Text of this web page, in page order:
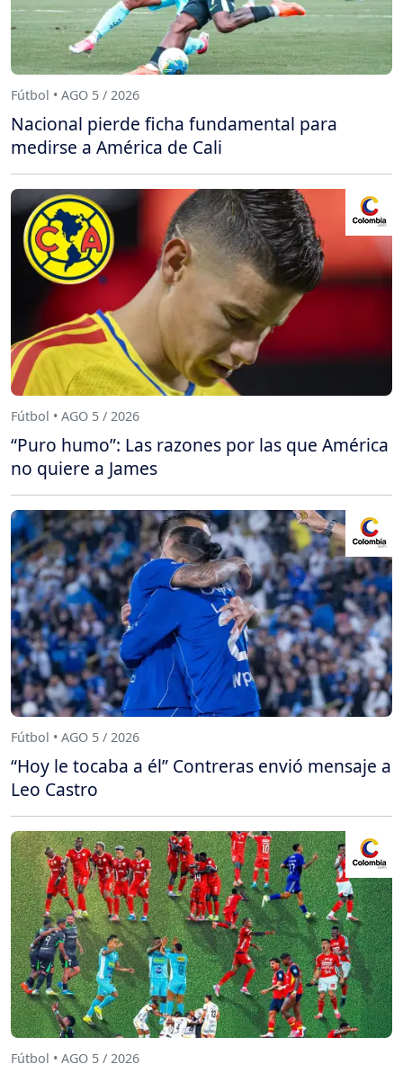
Fútbol • AGO 5 / 2026
Nacional pierde ficha fundamental para
medirse a América de Cali
Fútbol • AGO 5 / 2026
“Puro humo”: Las razones por las que América
no quiere a James
Fútbol • AGO 5 / 2026
“Hoy le tocaba a él” Contreras envió mensaje a
Leo Castro
Fútbol • AGO 5 / 2026